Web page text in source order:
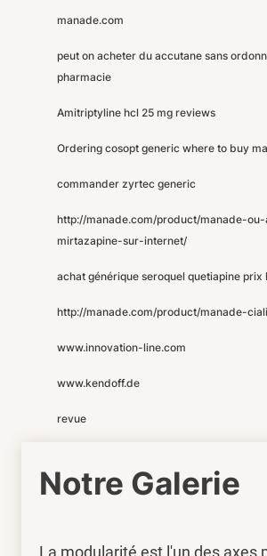
manade.com
peut on acheter du accutane sans
pharmacie
Amitriptyline hcl 25 mg reviews
Ordering cosopt generic where to buy
commander zyrtec generic
http://manade.com/product/manade-
mirtazapine-sur-internet/
achat générique seroquel quetiapine prix
http://manade.com/product/manade-
www.innovation-line.com
www.kendoff.de
revue
Notre Galerie
La modularité est l'un des axes